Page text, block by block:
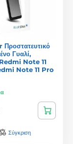
Γυαλί,
Note 11
Note 11 Pro
Σύγκριση